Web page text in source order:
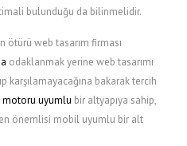
bulunduğu da bilinmelidir.
ötürü web tasarım firması
odaklanmak yerine web tasarımı
karşılamayacağına bakarak tercih
motoru uyumlu bir altyapıya sahip,
önemlisi mobil uyumlu bir alt